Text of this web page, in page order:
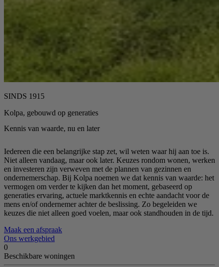
SINDS 1915
Kolpa, gebouwd op generaties
Kennis van waarde, nu en later
Iedereen die een belangrijke stap zet, wil weten waar hij aan toe is.
Niet alleen vandaag, maar ook later. Keuzes rondom wonen, werken
en investeren zijn verweven met de plannen van gezinnen en
ondernemerschap. Bij Kolpa noemen we dat kennis van waarde: het
vermogen om verder te kijken dan het moment, gebaseerd op
generaties ervaring, actuele marktkennis en echte aandacht voor de
mens en/of ondernemer achter de beslissing. Zo begeleiden we
keuzes die niet alleen goed voelen, maar ook standhouden in de tijd.
Maak een afspraak
Ons werkgebied
0
Beschikbare woningen